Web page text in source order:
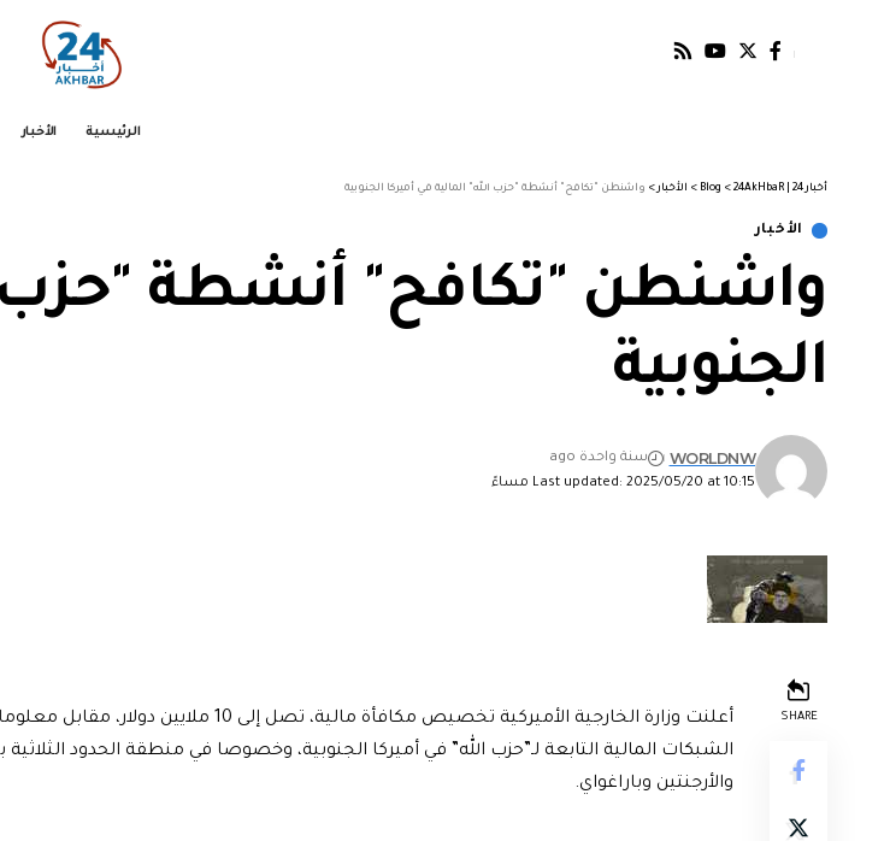
الرئيسية الأخبار
أخبار 24 | 24AkHbaR >
Blog
> الأخبار > واشنطن "تكافح" أنشطة "حزب الله" المالية في أميركا الجنوبية
الأخبار
واشنطن "تكافح" أنشطة "حزب
الجنوبية
Last updated: 2025/05/20 at 10:15 مساءً
WORLDNW
سنة واحدة ago
SHARE
أعلنت وزارة الخارجية الأميركية تخصيص مكافأة مالية، تصل إلى
الشبكات المالية التابعة لـ”حزب الله” في أميركا الجنوبية، وخصوصا في منطقة الحدود الثلاثية
والأرجنتين وباراغواي.